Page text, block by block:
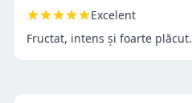
Excelent
Fructat, intens și foarte plăcut.